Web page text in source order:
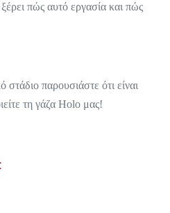
πώς αυτό εργασία και πώς
στάδιο παρουσιάστε ότι είναι
τη γάζα Holo μας!